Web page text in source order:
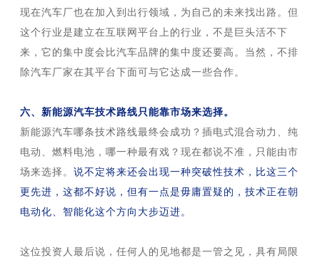
现在汽车厂也在加入到出行领域，为自己的未来找出路。但
这个行业是建立在互联网平台上的行业，不是巨头活不下
来，它的集中度会比汽车品牌的集中度还要高。当然，不排
除汽车厂家在其平台下面可与它达成一些合作。
六、新能源汽车技术路线只能靠市场来选择。
新能源汽车哪条技术路线最终会成功？插电式混合动力、纯
电动、燃料电池，哪一种最有戏？现在都说不准，只能由市
场来选择。 说不定将来还会出现一种突破性技术，比这三个
更先进，这都不好说，但有一点是毋庸置疑的，技术正在朝
电动化、智能化这个方向大步迈进。
这位投资人最后说，任何人的见地都是一管之见，具有局限